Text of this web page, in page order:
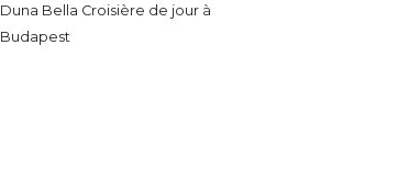
Duna Bella Croisière de jour à
Budapest